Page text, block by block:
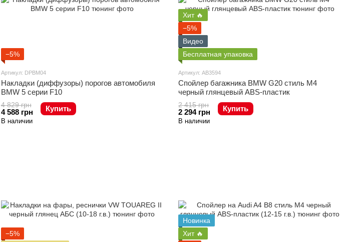
−5%
Артикул: DPBM04
Накладки (диффузоры) порогов автомобиля
BMW 5 серии F10
4 829 грн
4 588 грн Купить
В наличии
Хит 🔥
−5%
Видео
Бесплатная упаковка
Артикул: AB3594
Спойлер багажника BMW G20 стиль М4
черный глянцевый ABS-пластик
2 415 грн
2 294 грн Купить
В наличии
−5%
Новинка
Хит 🔥